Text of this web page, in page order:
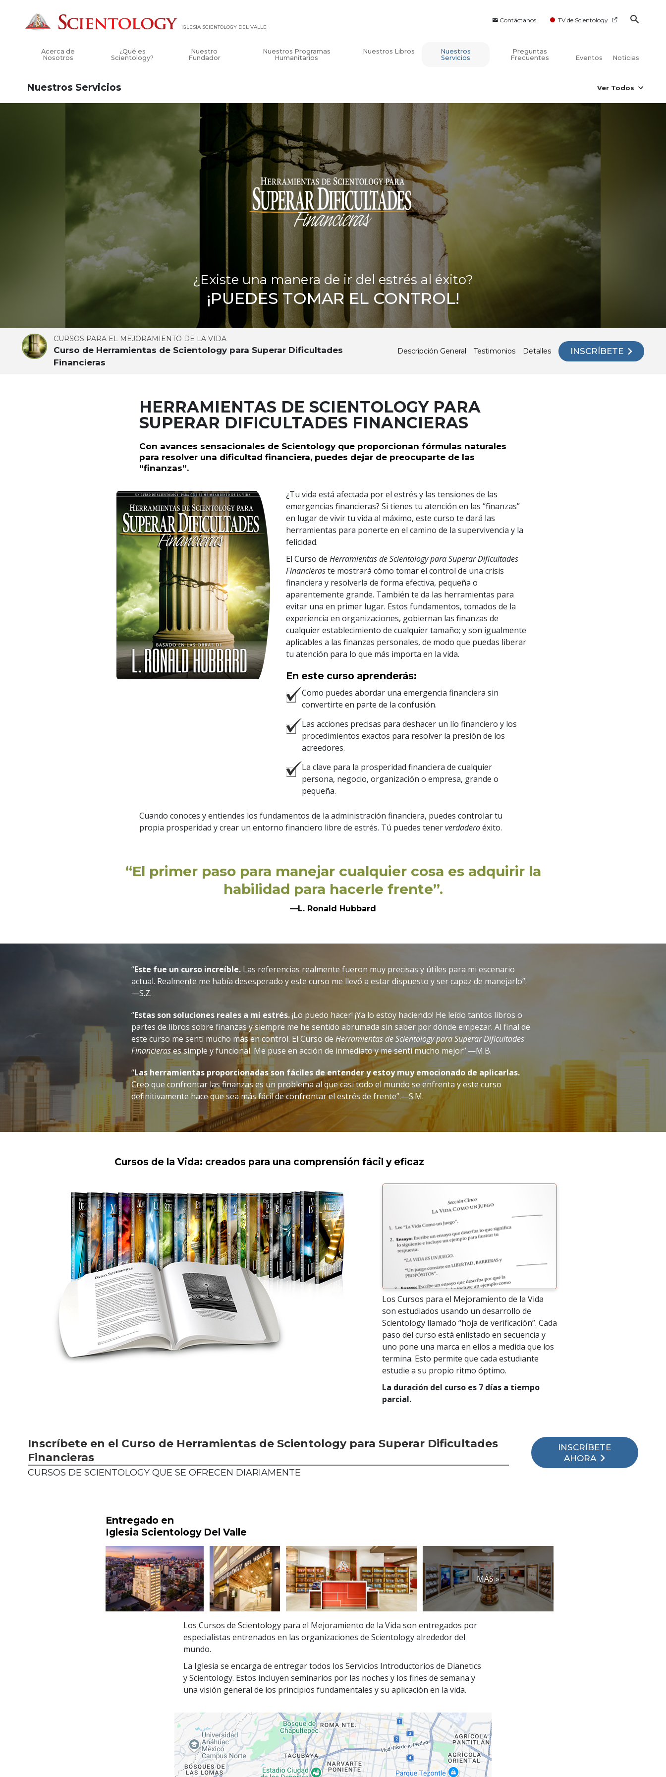
Contáctanos TV de Scientology
IGLESIA SCIENTOLOGY DEL VALLE
Acerca de
Nosotros
¿Qué es
Scientology?
Nuestro
Fundador
Nuestros Programas
Humanitarios
Nuestros Libros
Nuestros
Servicios
Preguntas
Frecuentes
Eventos Noticias
Nuestros Servicios Ver Todos
¿Existe una manera de ir del estrés al éxito?
¡PUEDES TOMAR EL CONTROL!
CURSOS PARA EL MEJORAMIENTO DE LA VIDA
Curso de Herramientas de Scientology para Superar Dificultades
Financieras
Descripción General Testimonios Detalles INSCRÍBETE
HERRAMIENTAS DE SCIENTOLOGY PARA
SUPERAR DIFICULTADES FINANCIERAS
Con avances sensacionales de Scientology que proporcionan fórmulas naturales
para resolver una dificultad financiera, puedes dejar de preocuparte de las
“finanzas”.
¿Tu vida está afectada por el estrés y las tensiones de las
emergencias financieras? Si tienes tu atención en las “finanzas”
en lugar de vivir tu vida al máximo, este curso te dará las
herramientas para ponerte en el camino de la supervivencia y la
felicidad.
El Curso deHerramientas de Scientology para Superar Dificultades
Financieraste mostrará cómo tomar el control de una crisis
financiera y resolverla de forma efectiva, pequeña o
aparentemente grande. También te da las herramientas para
evitar una en primer lugar. Estos fundamentos, tomados de la
experiencia en organizaciones, gobiernan las finanzas de
cualquier establecimiento de cualquier tamaño; y son igualmente
aplicables a las finanzas personales, de modo que puedas liberar
tu atención para lo que más importa en la vida.
En este curso aprenderás:
Como puedes abordar una emergencia financiera sin
convertirte en parte de la confusión.
Las acciones precisas para deshacer un lío financiero y los
procedimientos exactos para resolver la presión de los
acreedores.
La clave para la prosperidad financiera de cualquier
persona, negocio, organización o empresa, grande o
pequeña.
Cuando conoces y entiendes los fundamentos de la administración financiera, puedes controlar tu
propia prosperidad y crear un entorno financiero libre de estrés. Tú puedes tenerverdaderoéxito.
“El primer paso para manejar cualquier cosa es adquirir la
habilidad para hacerle frente”.
—L. Ronald Hubbard
“Este fue un curso increíble. Las referencias realmente fueron muy precisas y útiles para mi escenario
actual. Realmente me había desesperado y este curso me llevó a estar dispuesto y ser capaz de manejarlo”.
—S.Z.
“Estas son soluciones reales a mi estrés.¡Lo puedo hacer! ¡Ya lo estoy haciendo! He leído tantos libros o
partes de libros sobre finanzas y siempre me he sentido abrumada sin saber por dónde empezar. Al final de
este curso me sentí mucho más en control. El Curso deHerramientas de Scientology para Superar Dificultades
Financierases simple y funcional. Me puse en acción de inmediato y me sentí mucho mejor”.—M.B.
“Las herramientas proporcionadas son fáciles de entender y estoy muy emocionado de aplicarlas.
Creo que confrontar las finanzas es un problema al que casi todo el mundo se enfrenta y este curso
definitivamente hace que sea más fácil de confrontar el estrés de frente”.—S.M.
Cursos de la Vida: creados para una comprensión fácil y eficaz
Los Cursos para el Mejoramiento de la Vida
son estudiados usando un desarrollo de
Scientology llamado “hoja de verificación”. Cada
paso del curso está enlistado en secuencia y
uno pone una marca en ellos a medida que los
termina. Esto permite que cada estudiante
estudie a su propio ritmo óptimo.
La duración del curso es 7 días a tiempo
parcial.
Inscríbete en el Curso de Herramientas de Scientology para Superar Dificultades
Financieras
CURSOS DE SCIENTOLOGY QUE SE OFRECEN DIARIAMENTE
INSCRÍBETE
AHORA
Entregado en
Iglesia Scientology Del Valle
MÁS »
Los Cursos de Scientology para el Mejoramiento de la Vida son entregados por
especialistas entrenados en las organizaciones de Scientology alrededor del
mundo.
La Iglesia se encarga de entregar todos los Servicios Introductorios de Dianetics
y Scientology. Estos incluyen seminarios por las noches y los fines de semana y
una visión general de los principios fundamentales y su aplicación en la vida.